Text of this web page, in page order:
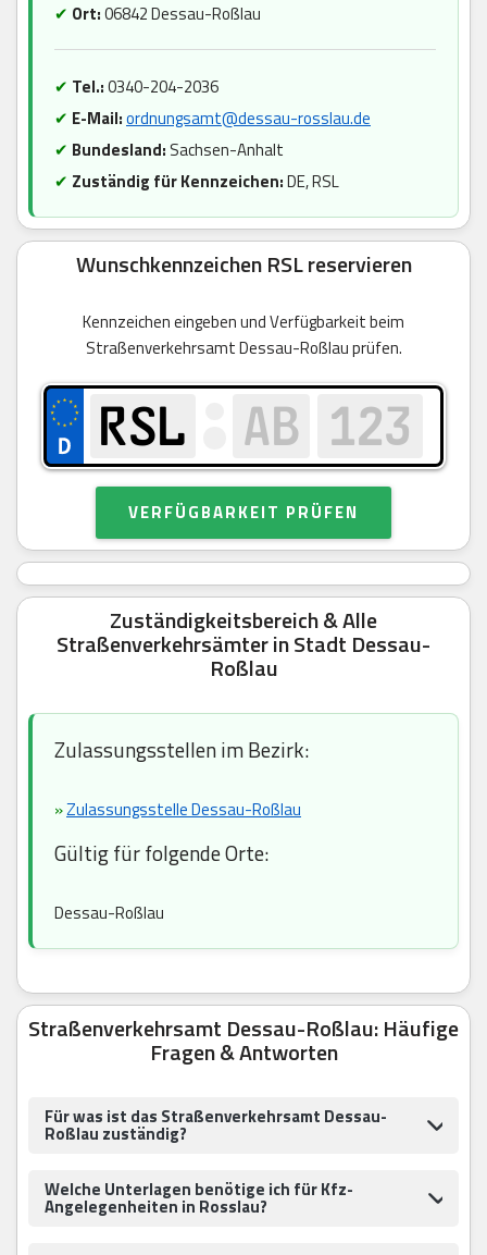
✔ Ort:06842 Dessau-Roßlau
✔ Tel.:0340-204-2036
✔ E-Mail:ordnungsamt@dessau-rosslau.de
✔ Bundesland: Sachsen-Anhalt
✔ Zuständig für Kennzeichen:DE, RSL
Wunschkennzeichen RSL reservieren
Kennzeichen eingeben und Verfügbarkeit beim
Straßenverkehrsamt Dessau-Roßlau prüfen.
VERFÜGBARKEIT PRÜFEN
Zuständigkeitsbereich & Alle
Straßenverkehrsämter in Stadt Dessau-
Roßlau
Zulassungsstellen im Bezirk:
»Zulassungsstelle Dessau-Roßlau
Gültig für folgende Orte:
Dessau-Roßlau
Straßenverkehrsamt Dessau-Roßlau: Häufige
Fragen & Antworten
Für was ist das Straßenverkehrsamt Dessau-
Roßlau zuständig?
Welche Unterlagen benötige ich für Kfz-
Angelegenheiten in Rosslau?